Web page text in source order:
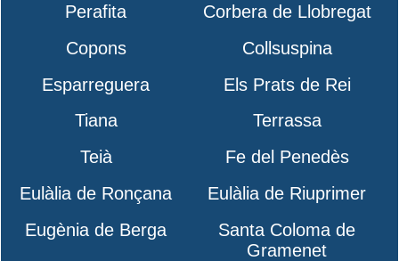
Perafita
Corbera de Llobregat
Copons
Collsuspina
Esparreguera
Els Prats de Rei
Tiana
Terrassa
Teià
Fe del Penedès
Eulàlia de Ronçana
Eulàlia de Riuprimer
Eugènia de Berga
Santa Coloma de
Gramenet